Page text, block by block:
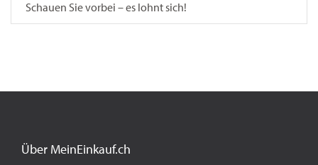
Schauen Sie vorbei – es lohnt sich!
Über MeinEinkauf.ch